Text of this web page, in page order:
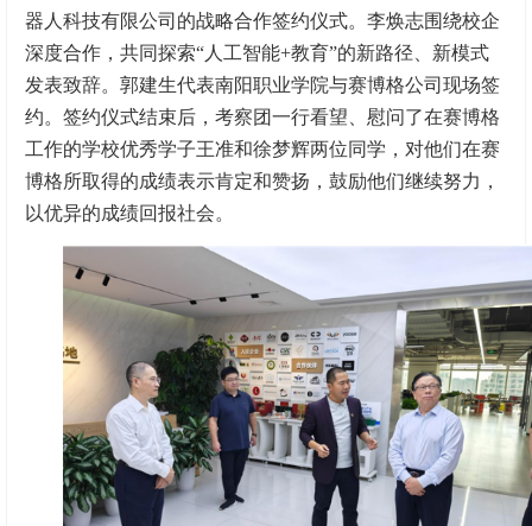
器人科技有限公司的战略合作签约仪式。李焕志围绕校企
深度合作，共同探索“人工智能+教育”的新路径、新模式
发表致辞。郭建生代表南阳职业学院与赛博格公司现场签
约。签约仪式结束后，考察团一行看望、慰问了在赛博格
工作的学校优秀学子王准和徐梦辉两位同学，对他们在赛
博格所取得的成绩表示肯定和赞扬，鼓励他们继续努力，
以优异的成绩回报社会。